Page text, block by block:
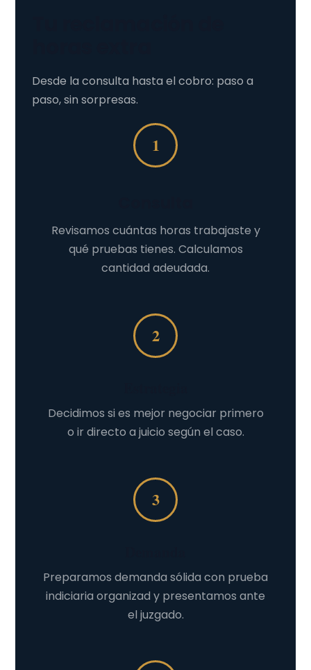
Desde la consulta hasta el cobro: paso a
paso, sin sorpresas.
1
Revisamos cuántas horas trabajaste y
qué pruebas tienes. Calculamos
cantidad adeudada.
2
Decidimos si es mejor negociar primero
o ir directo a juicio según el caso.
3
Preparamos demanda sólida con prueba
indiciaria organizad y presentamos ante
el juzgado.